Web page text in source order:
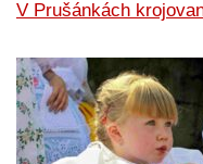
V Prušánkách